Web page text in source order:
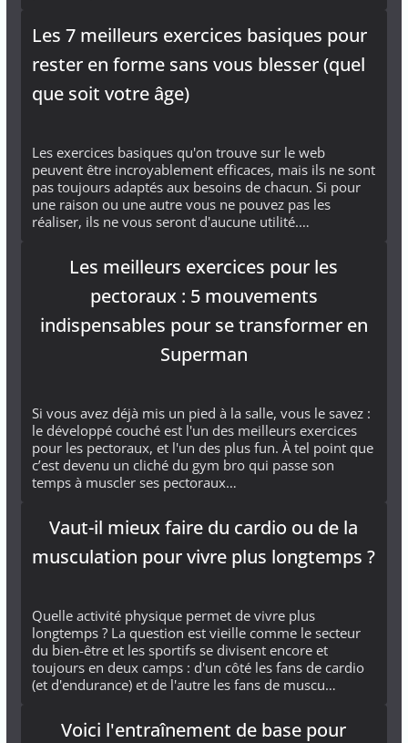
Les 7 meilleurs exercices basiques pour
rester en forme sans vous blesser (quel
que soit votre âge)
Les exercices basiques qu'on trouve sur le web
peuvent être incroyablement efficaces, mais ils ne sont
pas toujours adaptés aux besoins de chacun. Si pour
une raison ou une autre vous ne pouvez pas les
réaliser, ils ne vous seront d'aucune utilité.…
Les meilleurs exercices pour les
pectoraux : 5 mouvements
indispensables pour se transformer en
Superman
Si vous avez déjà mis un pied à la salle, vous le savez :
le développé couché est l'un des meilleurs exercices
pour les pectoraux, et l'un des plus fun. À tel point que
c’est devenu un cliché du gym bro qui passe son
temps à muscler ses pectoraux…
Vaut-il mieux faire du cardio ou de la
musculation pour vivre plus longtemps ?
Quelle activité physique permet de vivre plus
longtemps ? La question est vieille comme le secteur
du bien-être et les sportifs se divisent encore et
toujours en deux camps : d'un côté les fans de cardio
(et d'endurance) et de l'autre les fans de muscu…
Voici l'entraînement de base pour